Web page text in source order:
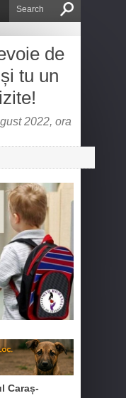
de
tu un
2022, ora
Caraș-